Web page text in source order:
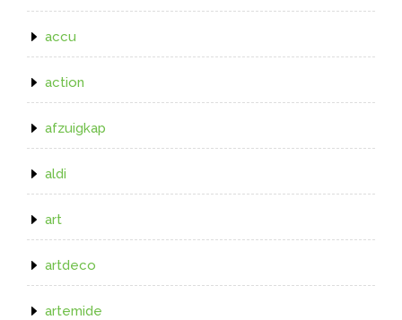
accu
action
afzuigkap
aldi
art
artdeco
artemide